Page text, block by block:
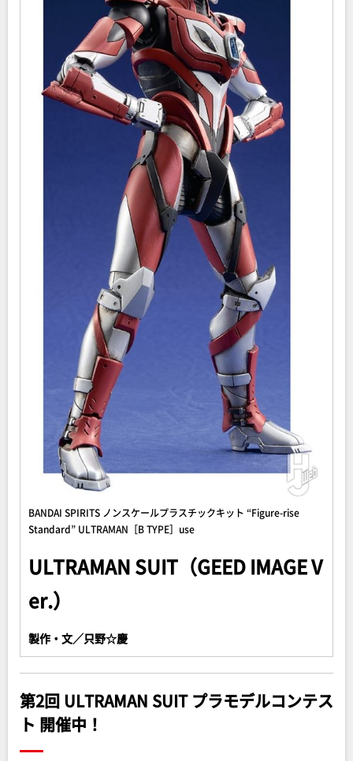
BANDAI SPIRITS ノンスケールプラスチックキット “Figure-rise
Standard” ULTRAMAN［B TYPE］use
ULTRAMAN SUIT（GEED IMAGE V
er.）
製作・文／只野☆慶
第2回 ULTRAMAN SUIT プラモデルコンテス
ト 開催中！